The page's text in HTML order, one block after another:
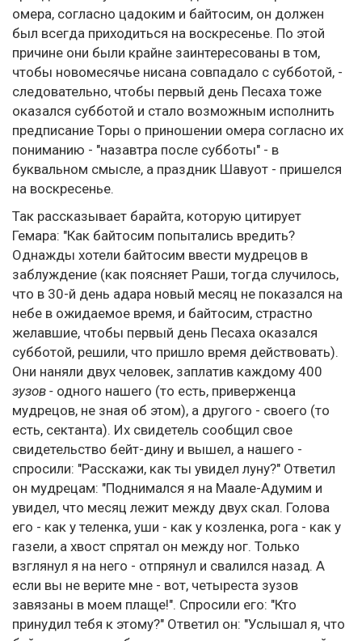
омера, согласно цадоким и байтосим, он должен
был всегда приходиться на воскресенье. По этой
причине они были крайне заинтересованы в том,
чтобы новомесячье нисана совпадало с субботой, -
следовательно, чтобы первый день Песаха тоже
оказался субботой и стало возможным исполнить
предписание Торы о приношении омера согласно их
пониманию - "назавтра после субботы" - в
буквальном смысле, а праздник Шавуот - пришелся
на воскресенье.
Так рассказывает барайта, которую цитирует
Гемара: "Как байтосим попытались вредить?
Однажды хотели байтосим ввести мудрецов в
заблуждение (как поясняет Раши, тогда случилось,
что в 30-й день адара новый месяц не показался на
небе в ожидаемое время, и байтосим, страстно
желавшие, чтобы первый день Песаха оказался
субботой, решили, что пришло время действовать).
Они наняли двух человек, заплатив каждому 400
зузов - одного нашего (то есть, приверженца
мудрецов, не зная об этом), а другого - своего (то
есть, сектанта). Их свидетель сообщил свое
свидетельство бейт-дину и вышел, а нашего -
спросили: "Расскажи, как ты увидел луну?" Ответил
он мудрецам: "Поднимался я на Маале-Адумим и
увидел, что месяц лежит между двух скал. Голова
его - как у теленка, уши - как у козленка, рога - как у
газели, а хвост спрятал он между ног. Только
взглянул я на него - отпрянул и свалился назад. А
если вы не верите мне - вот, четыреста зузов
завязаны в моем плаще!". Спросили его: "Кто
принудил тебя к этому?" Ответил он: "Услышал я, что